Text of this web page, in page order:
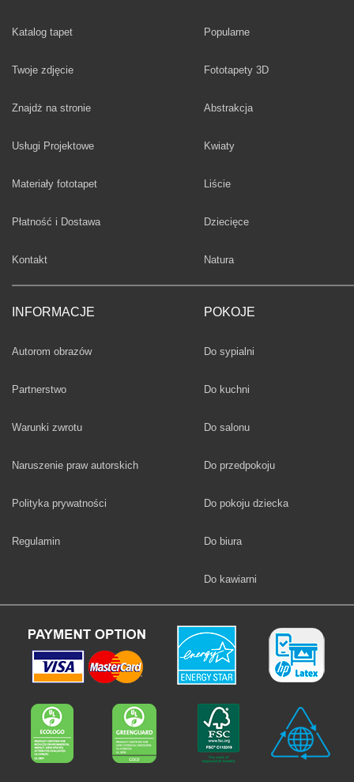
Katalog tapet
Twoje zdjęcie
Znajdż na stronie
Usługi Projektowe
Materiały fototapet
Płatność i Dostawa
Kontakt
INFORMACJE
Autorom obrazów
Partnerstwo
Warunki zwrotu
Naruszenie praw autorskich
Polityka prywatności
Regulamin
Fototapety
Popularne
Fototapety 3D
Fototapety
Abstrakcja
Fototapety
Kwiaty
Fototapety
Liście
Fototapety
Dziecięce
Fototapety
Natura
POKOJE
Fototapety
Do sypialni
Fototapety
Do kuchni
Fototapety
Do salonu
Fototapety
Do przedpokoju
Fototapety
Do pokoju dziecka
Fototapety
Do biura
Fototapety
Do kawiarni